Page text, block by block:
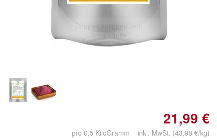
Doppelt antippen zum
vergrößern
21,99 €
pro 0,5 KiloGramm inkl. MwSt. (43,98 €/kg)